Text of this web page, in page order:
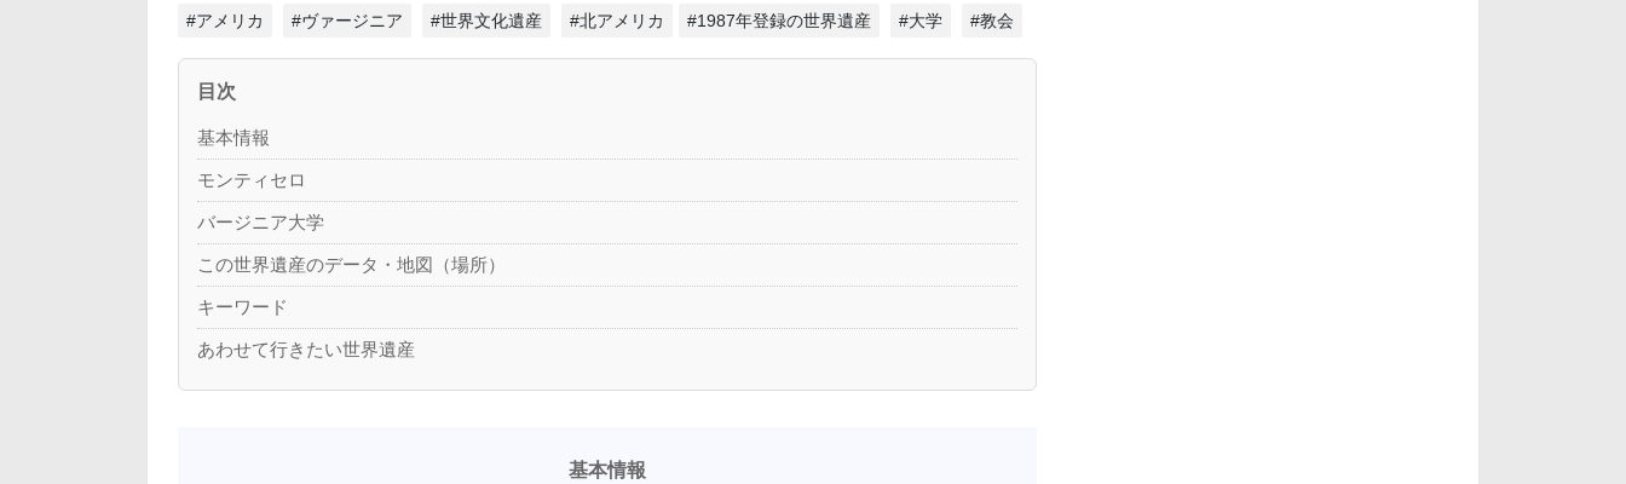
#アメリカ #ヴァージニア #世界文化遺産 #北アメリカ #1987年登録の世界遺産 #大学 #教会
目次
基本情報
モンティセロ
バージニア大学
この世界遺産のデータ・地図（場所）
キーワード
あわせて行きたい世界遺産
基本情報